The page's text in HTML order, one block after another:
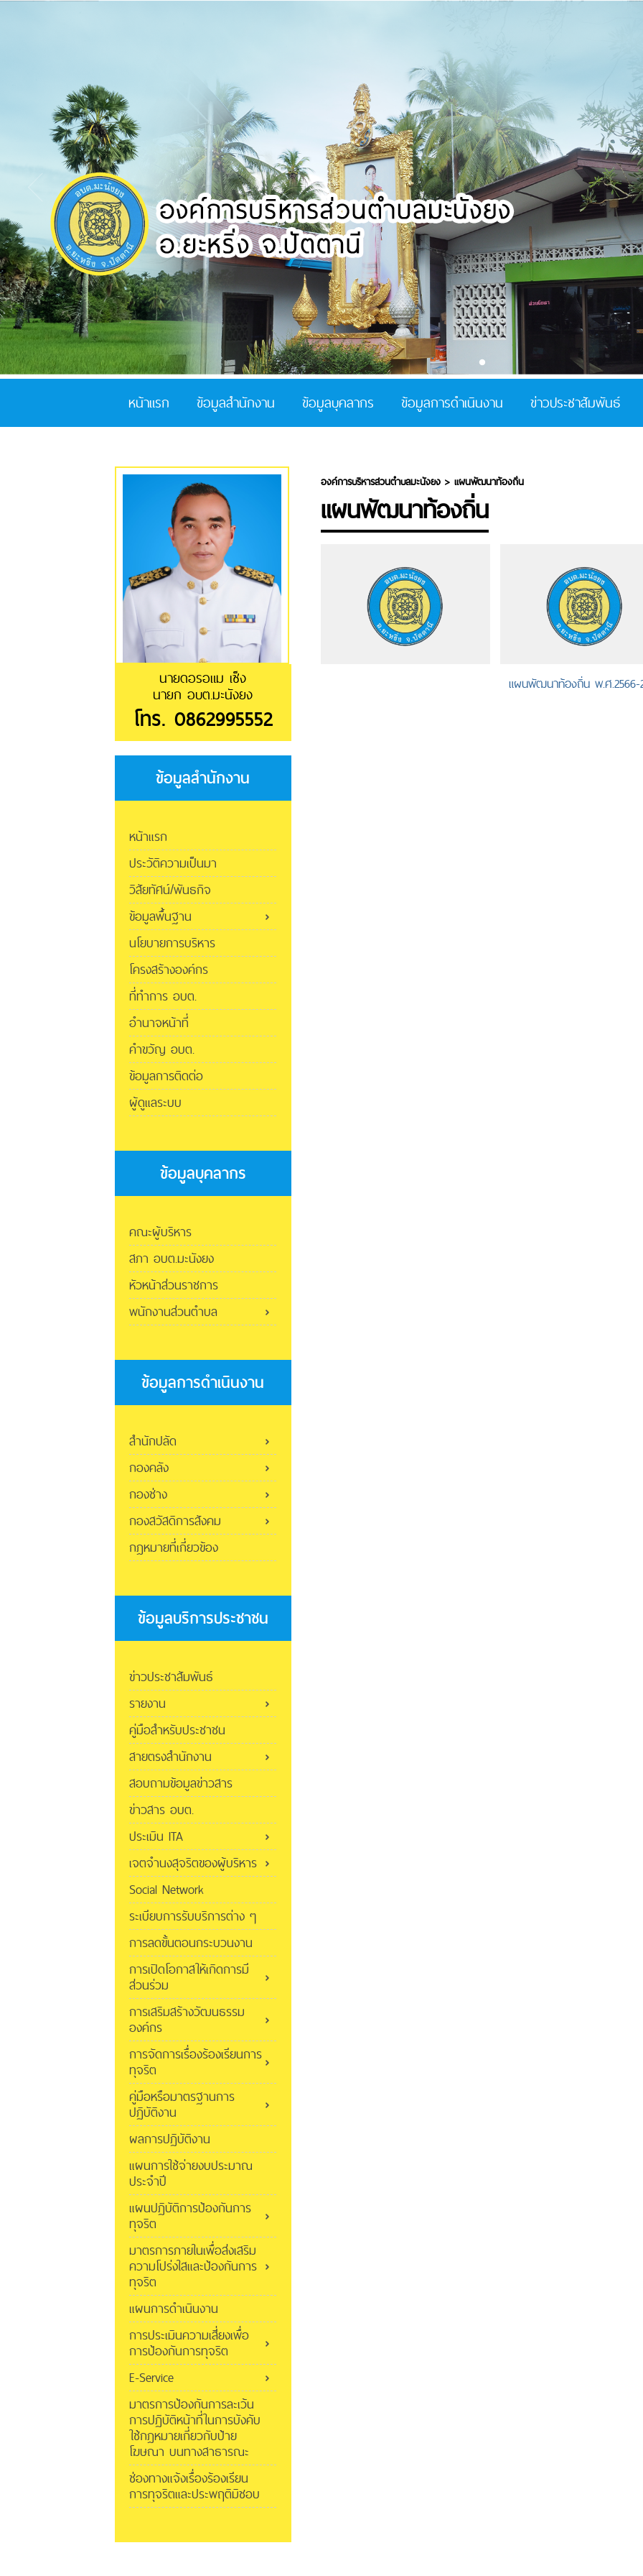
หน้าแรก ข้อมูลสำนักงาน ข้อมูลบุคลากร ข้อมูลการดำเนินงาน ข่าวประชาสัมพันธ์
นายดอรอแม เซ็ง
นายก อบต.มะนังยง
โทร. 0862995552
ข้อมูลสำนักงาน
หน้าแรก
ประวัติความเป็นมา
วิสัยทัศน์/พันธกิจ
ข้อมูลพื้นฐาน
นโยบายการบริหาร
โครงสร้างองค์กร
ที่ทำการ อบต.
อำนาจหน้าที่
คำขวัญ อบต.
ข้อมูลการติดต่อ
ผู้ดูแลระบบ
ข้อมูลบุคลากร
คณะผู้บริหาร
สภา อบต.มะนังยง
หัวหน้าส่วนราชการ
พนักงานส่วนตำบล
ข้อมูลการดำเนินงาน
สำนักปลัด
กองคลัง
กองช่าง
กองสวัสดิการสังคม
กฎหมายที่เกี่ยวข้อง
ข้อมูลบริการประชาชน
ข่าวประชาสัมพันธ์
รายงาน
คู่มือสำหรับประชาชน
สายตรงสำนักงาน
สอบถามข้อมูลข่าวสาร
ข่าวสาร อบต.
ประเมิน ITA
เจตจำนงสุจริตของผู้บริหาร
Social Network
ระเบียบการรับบริการต่าง ๆ
การลดขั้นตอนกระบวนงาน
การเปิดโอกาสให้เกิดการมี
ส่วนร่วม
การเสริมสร้างวัฒนธรรม
องค์กร
การจัดการเรื่องร้องเรียนการ
ทุจริต
คู่มือหรือมาตรฐานการ
ปฏิบัติงาน
ผลการปฏิบัติงาน
แผนการใช้จ่ายงบประมาณ
ประจำปี
แผนปฏิบัติการป้องกันการ
ทุจริต
มาตรการภายในเพื่อส่งเสริม
ความโปร่งใสและป้องกันการ
ทุจริต
แผนการดำเนินงาน
การประเมินความเสี่ยงเพื่อ
การป้องกันการทุจริต
E-Service
มาตรการป้องกันการละเว้น
การปฏิบัติหน้าที่ในการบังคับ
ใช้กฎหมายเกี่ยวกับป้าย
โฆษณา บนทางสาธารณะ
ช่องทางแจ้งเรื่องร้องเรียน
การทุจริตและประพฤติมิชอบ
องค์การบริหารส่วนตำบลมะนังยง> แผนพัฒนาท้องถิ่น
แผนพัฒนาท้องถิ่น
แผนพัฒนาท้องถิ่น พ.ศ.2566-